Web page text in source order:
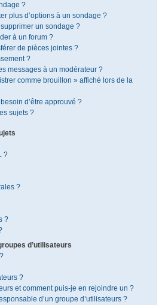
?
plus d’options à un sondage ?
un sondage ?
à un forum ?
de pièces jointes ?
?
messages à un modérateur ?
comme brouillon » affiché lors de la
d’être approuvé ?
sujets ?
?
?
?
d’utilisateurs
?
et comment puis-je en rejoindre un ?
d’un groupe d’utilisateurs ?